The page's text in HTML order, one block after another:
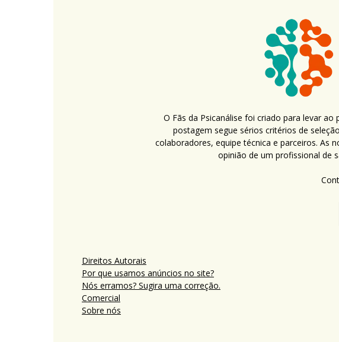
O Fãs da Psicanálise foi criado para levar
postagem segue sérios critérios de
colaboradores, equipe técnica e parceiros. As
opinião de um profissional de
Direitos Autorais
Por que usamos anúncios no site?
Nós erramos? Sugira uma correção.
Comercial
Sobre nós